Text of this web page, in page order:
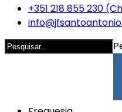
+351 218 855 230